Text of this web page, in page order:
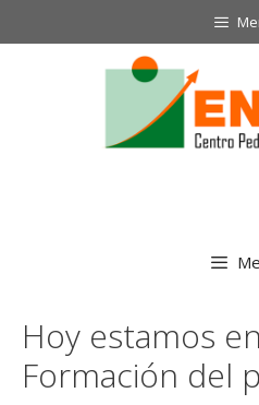
Hoy estamos
Formación del